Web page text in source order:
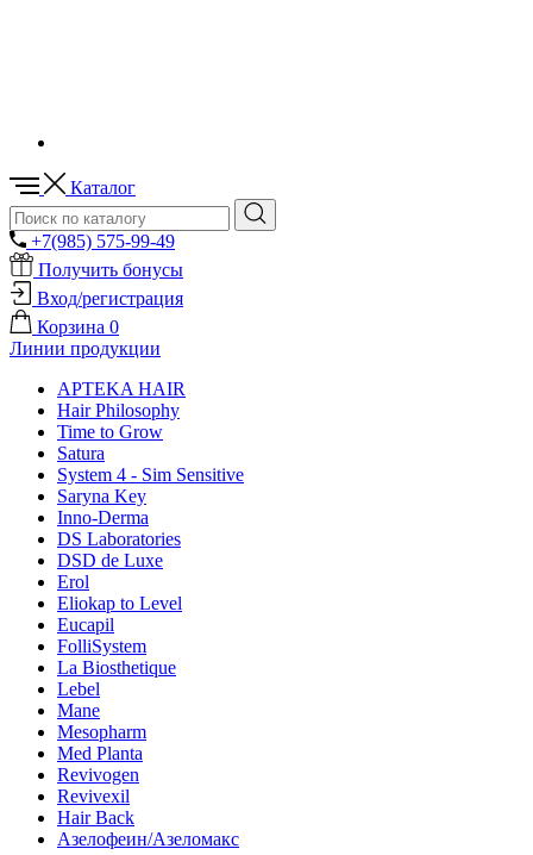
Каталог
+7(985) 575-99-49
Получить бонусы
Вход/регистрация
Корзина 0
Линии продукции
APTEKA HAIR
Hair Philosophy
Time to Grow
Satura
System 4 - Sim Sensitive
Saryna Key
Inno-Derma
DS Laboratories
DSD de Luxe
Erol
Eliokap to Level
Eucapil
FolliSystem
La Biosthetique
Lebel
Mane
Mesopharm
Med Planta
Revivogen
Revivexil
Hair Back
Азелофеин/Aзеломакс